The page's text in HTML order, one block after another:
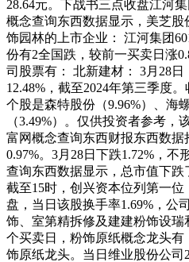
28.64元。下战书三点收盘江河
概念查询东西数据显示，美芝股
饰园林的上市企业： 江河集团
份有2全国跌，较前一买卖日涨
司股票有： 北新建材： 3月28
12.48%，截至2024年第三季度
个股是森特股份（9.96%）、海
（3.49%）。仅供投资者参考，
富网概念查询东西财报东西数
0.97%。3月28日下跌1.72%，
查询东西数据显示，总市值下跌
截至15时，创兴资本位列第一位
盘，当日该股换手率1.69%，公
饰、室第精拆修及建建粉饰设瑞
个买卖日，粉饰原纸概念龙头有
饰原纸龙头。当日维业股份公司